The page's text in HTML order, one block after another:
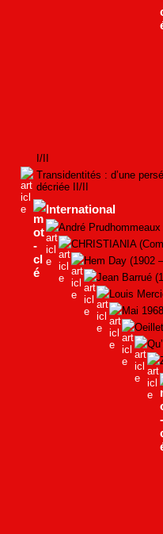
I/II
Transidentités : d’une
décriée II/II
International
André
CHRISTIANIA
Hem Day (1902
Jean Barrué
Louis
Mai 1968